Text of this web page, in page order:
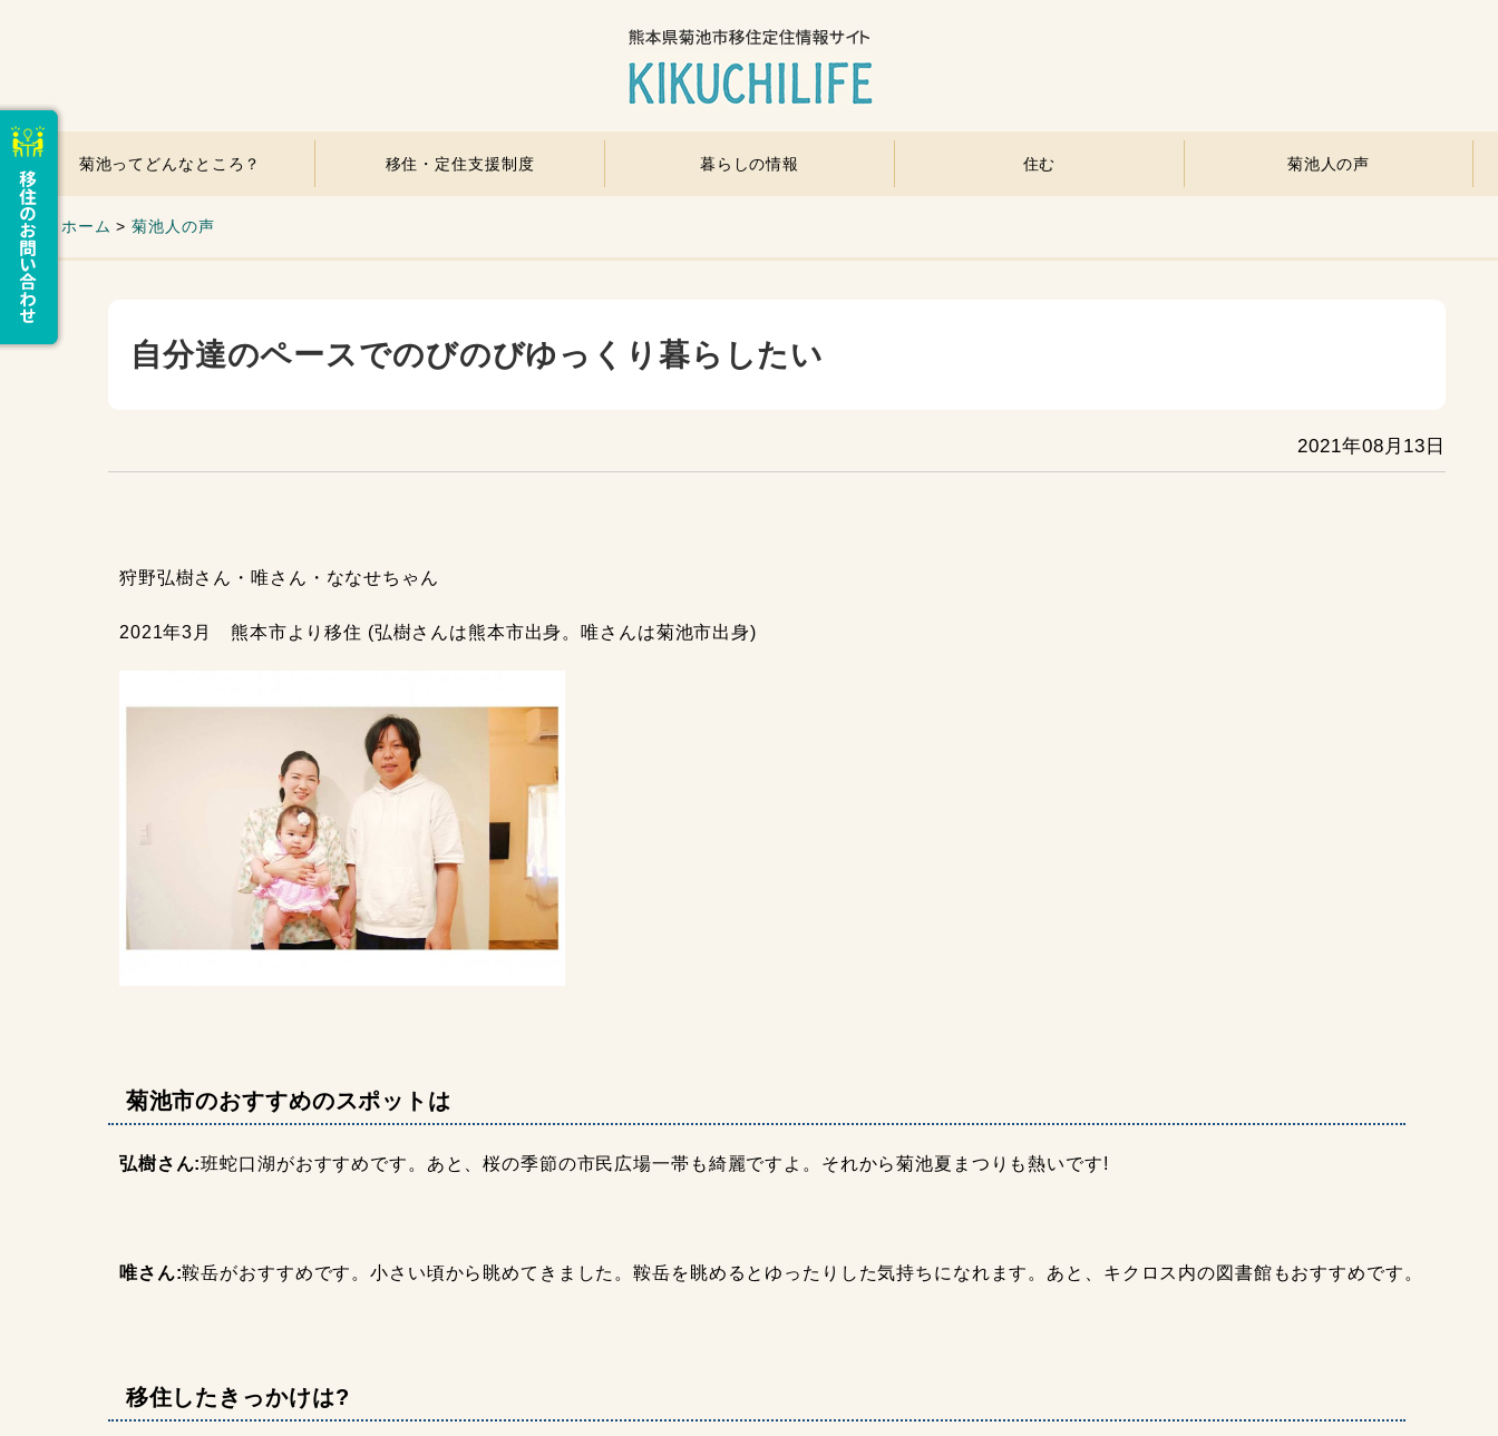
菊池ってどんなところ？ 移住・定住支援制度 暮らしの情報 住む 菊池人の声
ホーム >菊池人の声
自分達のペースでのびのびゆっくり暮らしたい
2021年08月13日
狩野弘樹さん・唯さん・ななせちゃん
2021年3月 熊本市より移住 (弘樹さんは熊本市出身。唯さんは菊池市出身)
菊池市のおすすめのスポットは
弘樹さん:班蛇口湖がおすすめです。あと、桜の季節の市民広場一帯も綺麗ですよ。それから菊池夏まつりも熱いです!
唯さん:鞍岳がおすすめです。小さい頃から眺めてきました。鞍岳を眺めるとゆったりした気持ちになれます。あと、キクロス内の図書館もおすすめです。
移住したきっかけは?